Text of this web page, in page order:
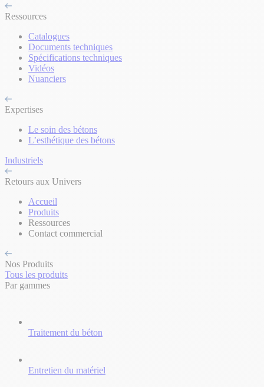
Ressources
Catalogues
Documents techniques
Spécifications techniques
Vidéos
Nuanciers
Expertises
Le soin des bétons
L’esthétique des bétons
Industriels
Retours aux Univers
Accueil
Produits
Ressources
Contact commercial
Nos Produits
Tous les produits
Par gammes
Traitement du béton
Entretien du matériel